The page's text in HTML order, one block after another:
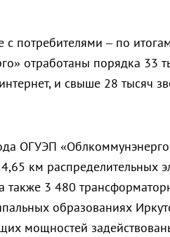
с потребителями – по
отработаны порядка 33
и свыше 28 тысяч
ОГУЭП
км распределительных
также 3 480
образованиях
мощностей